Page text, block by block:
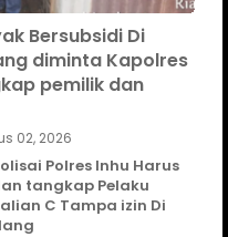
Bersubsidi Di
diminta Kapolres
pemilik dan
02, 2026
Polres Inhu Harus
tangkap Pelaku
C Tampa izin Di